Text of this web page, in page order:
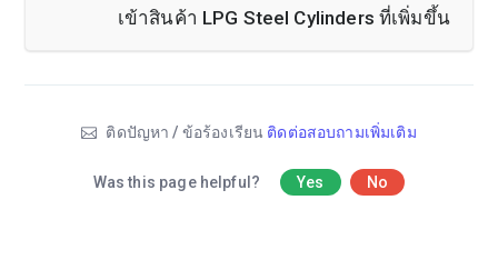
เข้าสินค้า LPG Steel Cylinders ที่เพิ่มขึ้น
ติดปัญหา / ข้อร้องเรียน ติดต่อสอบถามเพิ่มเติม
Was this page helpful? Yes No